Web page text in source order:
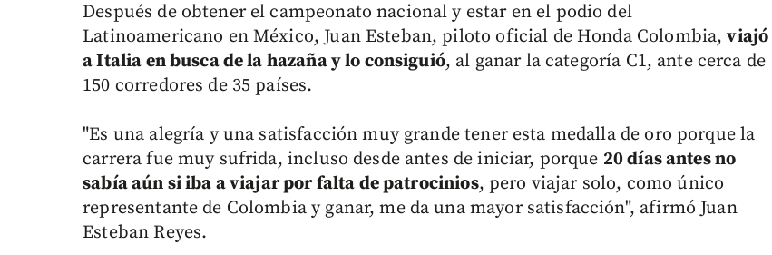
Después de obtener el campeonato nacional y estar en el podio del
Latinoamericano en México, Juan Esteban, piloto oficial de Honda Colombia,viajó
a Italia en busca de la hazaña y lo consiguió, al ganar la categoría C1, ante cerca de
150 corredores de 35 países.
"Es una alegría y una satisfacción muy grande tener esta medalla de oro porque la
carrera fue muy sufrida, incluso desde antes de iniciar, porque 20 días antes no
sabía aún si iba a viajar por falta de patrocinios, pero viajar solo, como único
representante de Colombia y ganar, me da una mayor satisfacción", afirmó Juan
Esteban Reyes.